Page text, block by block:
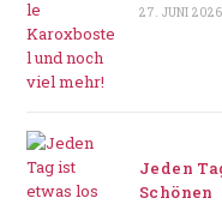
27. JUNI 2026
Jeden
Schönen